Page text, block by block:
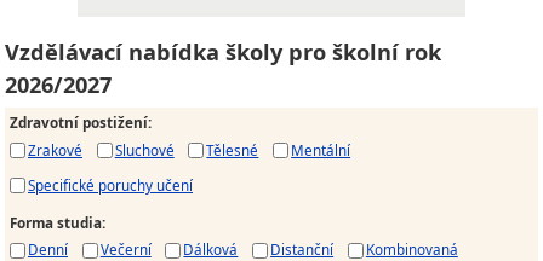
Vzdělávací nabídka školy pro školní rok
2026/2027
Zdravotní postižení:
Zrakové
Sluchové Tělesné
Mentální
Specifické poruchy učení
Forma studia:
Denní
Večerní Dálková Distanční Kombinovaná